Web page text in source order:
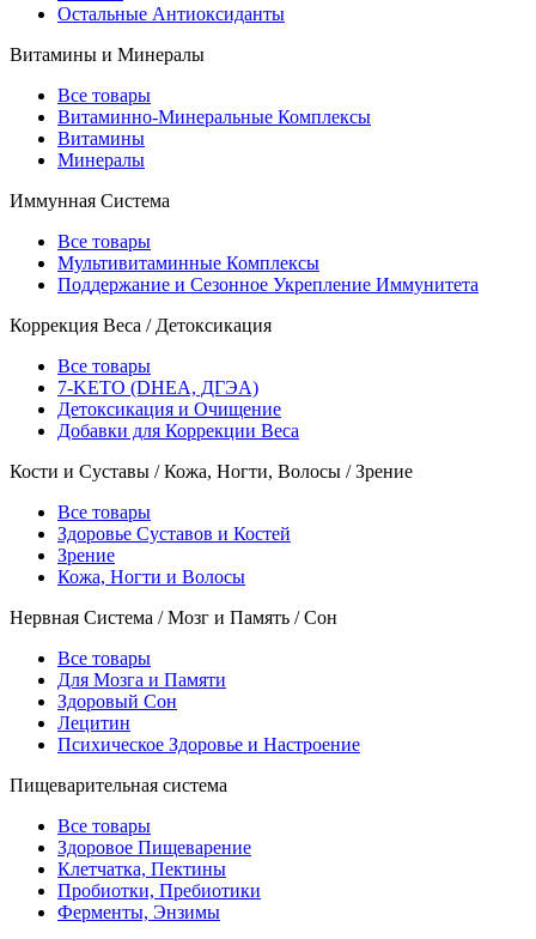
Остальные Антиоксиданты
Витамины и Минералы
Все товары
Витаминно-Минеральные Комплексы
Витамины
Минералы
Иммунная Система
Все товары
Мультивитаминные Комплексы
Поддержание и Сезонное Укрепление Иммунитета
Коррекция Веса / Детоксикация
Все товары
7-KETO (DHEA, ДГЭА)
Детоксикация и Очищение
Добавки для Коррекции Веса
Кости и Суставы / Кожа, Ногти, Волосы / Зрение
Все товары
Здоровье Суставов и Костей
Зрение
Кожа, Ногти и Волосы
Нервная Система / Мозг и Память / Сон
Все товары
Для Мозга и Памяти
Здоровый Сон
Лецитин
Психическое Здоровье и Настроение
Пищеварительная система
Все товары
Здоровое Пищеварение
Клетчатка, Пектины
Пробиотки, Пребиотики
Ферменты, Энзимы